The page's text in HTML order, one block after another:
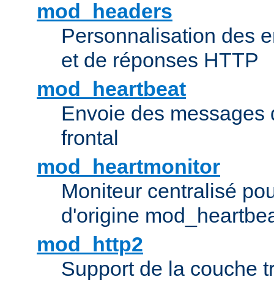
mod_headers
Personnalisation des
et de réponses HTTP
mod_heartbeat
Envoie des messages
frontal
mod_heartmonitor
Moniteur centralisé
d'origine
mod_http2
Support de la couche